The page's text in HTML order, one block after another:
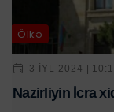
Ölkə
3 IYL 2024 |
Nazirliyin İcra